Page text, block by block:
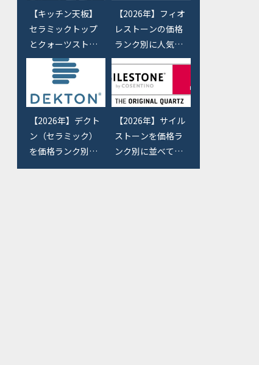
【キッチン天板】
セラミックトップ
とクォーツストー
ンの選び方とメリ
ット・デメリット
【2026年】フィオ
レストーンの価格
ランク別に人気色
を並べてみまし
た。【アイカ・タ
カラのキッチン天
板】
【2026年】デクト
ン（セラミック）
を価格ランク別に
並べてみました。
【2026年】サイル
ストーンを価格ラ
ンク別に並べてみ
ました。【キッチ